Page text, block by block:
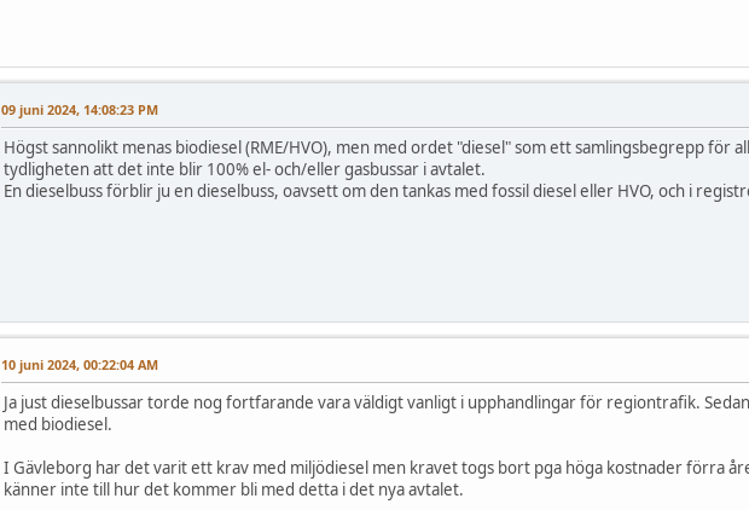
09 juni 2024, 14:08:23 PM
Högst sannolikt menas biodiesel (RME/HVO), men med ordet "diesel" som ett samlingsbegrepp för
tydligheten att det inte blir 100% el- och/eller gasbussar i avtalet.
En dieselbuss förblir ju en dieselbuss, oavsett om den tankas med fossil diesel eller HVO, och i
10 juni 2024, 00:22:04 AM
Ja just dieselbussar torde nog fortfarande vara väldigt vanligt i upphandlingar för regiontrafik.
med biodiesel.
I Gävleborg har det varit ett krav med miljödiesel men kravet togs bort pga höga kostnader förra
känner inte till hur det kommer bli med detta i det nya avtalet.